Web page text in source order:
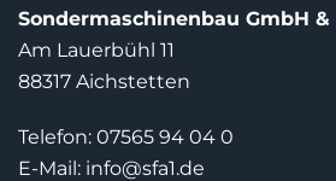
Sondermaschinenbau GmbH &
Am Lauerbühl 11
88317 Aichstetten
Telefon: 07565 94 04 0
E-Mail: info@sfa1.de